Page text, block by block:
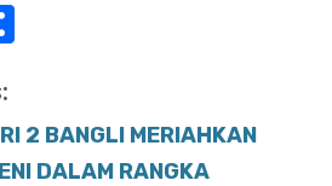
e2 BANGLI MERIAHKAN
DALAM RANGKA